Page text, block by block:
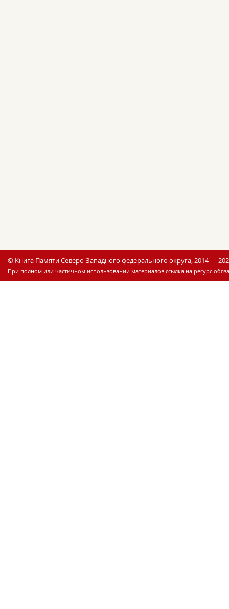
© Книга Памяти Северо-Западного федерального округа, 2014 —
При полном или частичном использовании материалов ссылка на ресурс